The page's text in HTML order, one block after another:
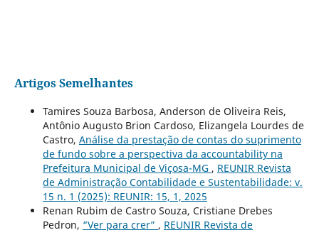
Artigos Semelhantes
Tamires Souza Barbosa, Anderson de Oliveira Reis,
Antônio Augusto Brion Cardoso, Elizangela Lourdes de
Castro, Análise da prestação de contas do suprimento
de fundo sobre a perspectiva da accountability na
Prefeitura Municipal de Viçosa-MG , REUNIR Revista
de Administração Contabilidade e Sustentabilidade: v.
15 n. 1 (2025): REUNIR: 15, 1, 2025
Renan Rubim de Castro Souza, Cristiane Drebes
Pedron, “Ver para crer” , REUNIR Revista de